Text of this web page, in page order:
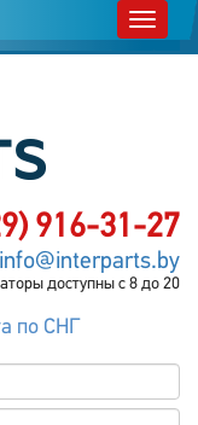
916-31-27
info@interparts.by
доступны с 8 до 20
по СНГ